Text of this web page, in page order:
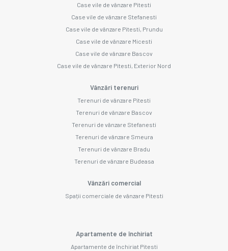
Case vile de vânzare Pitesti
Case vile de vânzare Stefanesti
Case vile de vânzare Pitesti, Prundu
Case vile de vânzare Micesti
Case vile de vânzare Bascov
Case vile de vânzare Pitesti, Exterior Nord
Vânzări terenuri
Terenuri de vânzare Pitesti
Terenuri de vânzare Bascov
Terenuri de vânzare Stefanesti
Terenuri de vânzare Smeura
Terenuri de vânzare Bradu
Terenuri de vânzare Budeasa
Vânzări comercial
Spații comerciale de vânzare Pitesti
Apartamente de închiriat
Apartamente de închiriat Pitesti